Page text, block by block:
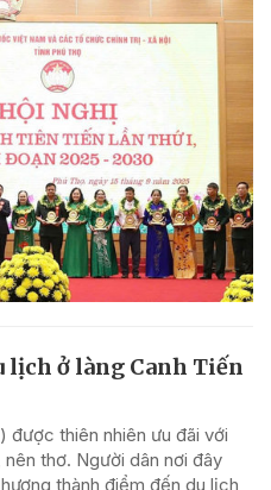
lịch ở làng Canh Tiến
được thiên nhiên ưu đãi với
thơ. Người dân nơi đây
thành điểm đến du lịch